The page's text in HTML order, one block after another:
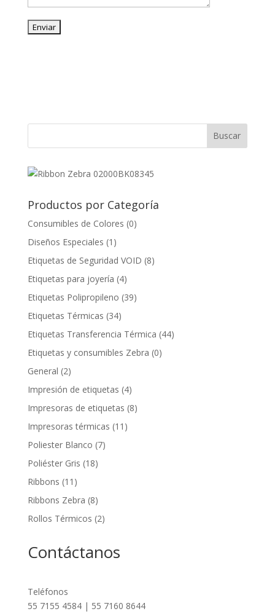
Productos por Categoría
Consumibles de Colores (0)
Diseños Especiales (1)
Etiquetas de Seguridad VOID (8)
Etiquetas para joyería (4)
Etiquetas Polipropileno (39)
Etiquetas Térmicas (34)
Etiquetas Transferencia Térmica (44)
Etiquetas y consumibles Zebra (0)
General (2)
Impresión de etiquetas (4)
Impresoras de etiquetas (8)
Impresoras térmicas (11)
Poliester Blanco (7)
Poliéster Gris (18)
Ribbons (11)
Ribbons Zebra (8)
Rollos Térmicos (2)
Contáctanos
Teléfonos
55 7155 4584 | 55 7160 8644